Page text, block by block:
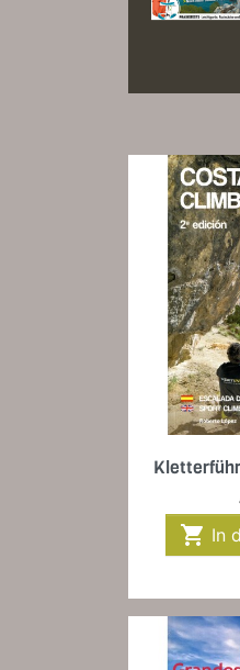

 In